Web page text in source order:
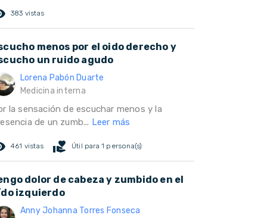
383 vistas
menos por el oido derecho y
un ruido agudo
Lorena Pabón Duarte
Medicina interna
la sensación de escuchar menos y la
de un zumb... Leer más
461 vistas volunteer_activism Útil para 1 persona(s)
dolor de cabeza y zumbido en el
izquierdo
Anny Johanna Torres Fonseca